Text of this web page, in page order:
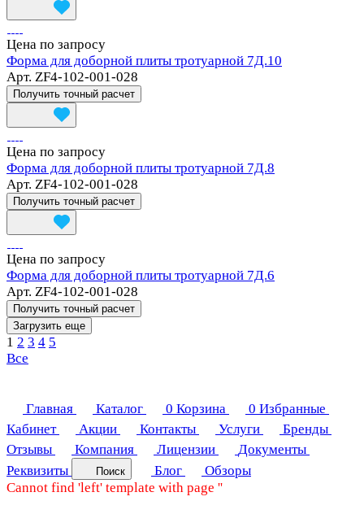
Цена по запросу
Форма для доборной плиты тротуарной 7Д.10
Арт. ZF4-102-001-028
Получить точный расчет
Цена по запросу
Форма для доборной плиты тротуарной 7Д.8
Арт. ZF4-102-001-028
Получить точный расчет
Цена по запросу
Форма для доборной плиты тротуарной 7Д.6
Арт. ZF4-102-001-028
Получить точный расчет
Загрузить еще
1 2 3 4 5
Все
Главная Каталог 0 Корзина 0 Избранные
Кабинет
Акции Контакты Услуги
Бренды
Отзывы
Компания Лицензии
Документы
Реквизиты
Поиск Блог
Обзоры
Cannot find 'left' template with page ''